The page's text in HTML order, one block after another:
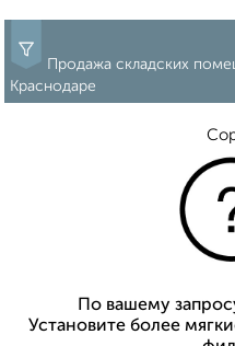
Продажа складских
Краснодаре
По вашему
Установите более